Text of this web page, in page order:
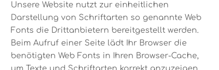
Unsere Website nutzt zur einheitlichen
Darstellung von Schriftarten so genannte Web
Fonts die Drittanbietern bereitgestellt werden.
Beim Aufruf einer Seite lädt Ihr Browser die
benötigten Web Fonts in Ihren Browser-Cache,